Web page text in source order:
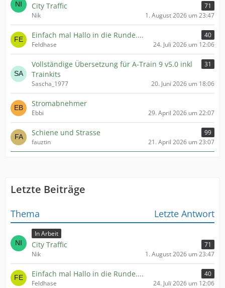
City Traffic
71
Nik
1. August 2026 um 23:47
Einfach mal Hallo in die Runde....
40
Feldhase
24. Juli 2026 um 12:06
Vollständige Übersetzung für A-Train 9 v5.0 inkl
Trainkits
31
Sascha_1977 20. Juni 2026 um 18:06
Stromabnehmer
Ebbi 29. April 2026 um 22:07
Schiene und Strasse
99
fauztin
21. April 2026 um 23:07
Letzte Beiträge
Thema Letzte Antwort
In Arbeit
City Traffic
71
Nik
1. August 2026 um 23:47
Einfach mal Hallo in die Runde....
40
Feldhase
24. Juli 2026 um 12:06